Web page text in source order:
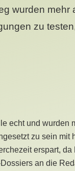
wurden
zu
echt und wurden
zu sein
erspart,
an die